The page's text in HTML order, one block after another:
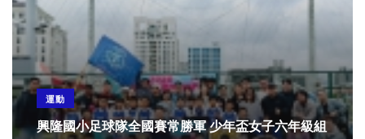
運動
興隆國小足球隊全國賽常勝軍 少年盃女子六年級組